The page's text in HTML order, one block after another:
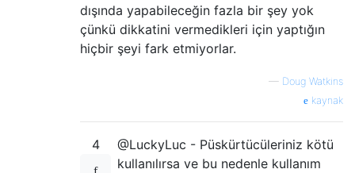
dışında yapabileceğin fazla bir şey yok
çünkü dikkatini vermedikleri için yaptığın
hiçbir şeyi fark etmiyorlar.
— Doug Watkins
kaynak
4
@LuckyLuc - Püskürtücüleriniz kötü
kullanılırsa ve bu nedenle kullanım